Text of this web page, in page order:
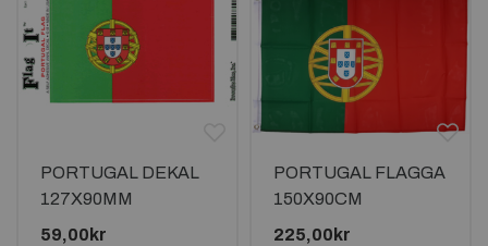
PORTUGAL DEKAL
127X90MM
59,00kr
PORTUGAL FLAGGA
150X90CM
225,00kr